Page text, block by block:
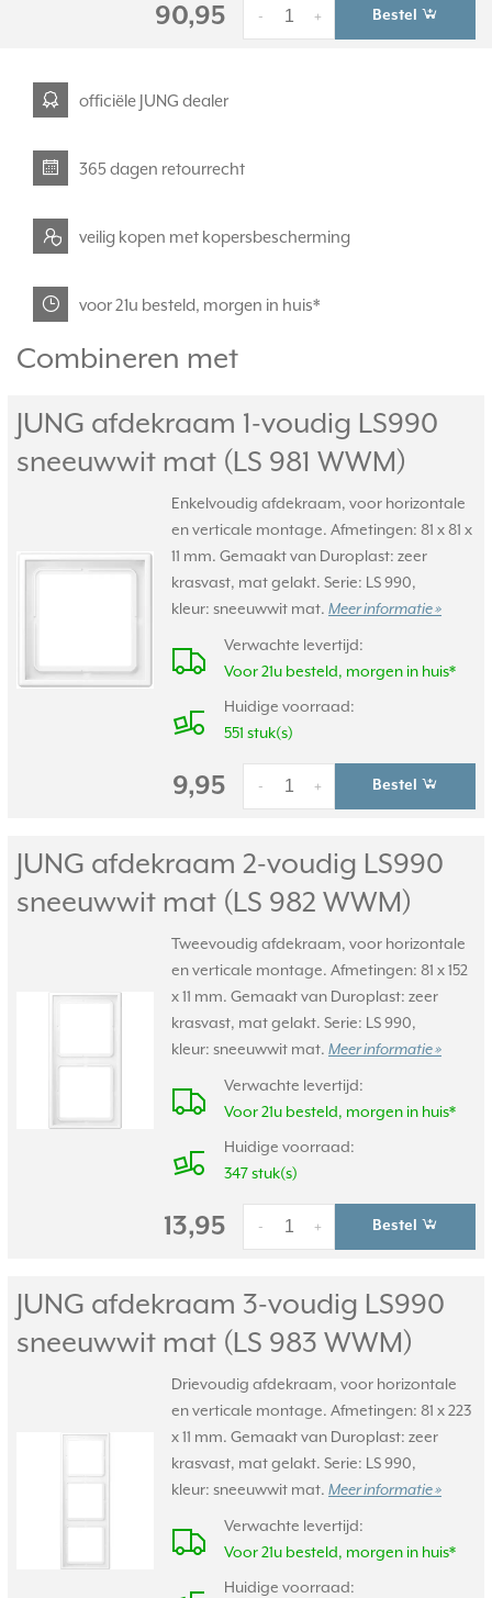
90,95 +
- Bestel
officiële JUNG dealer
365 dagen retourrecht
veilig kopen met kopersbescherming
voor 21u besteld, morgen in huis*
Combineren met
JUNG afdekraam 1-voudig LS990
sneeuwwit mat (LS 981 WWM)
Enkelvoudig afdekraam, voor horizontale
en verticale montage. Afmetingen: 81 x 81 x
11 mm. Gemaakt van Duroplast: zeer
krasvast, mat gelakt. Serie: LS 990,
kleur: sneeuwwit mat. Meer informatie »
Verwachte levertijd:
Voor 21u besteld, morgen in huis*
Huidige voorraad:
551 stuk(s)
9,95 +
- Bestel
JUNG afdekraam 2-voudig LS990
sneeuwwit mat (LS 982 WWM)
Tweevoudig afdekraam, voor horizontale
en verticale montage. Afmetingen: 81 x 152
x 11 mm. Gemaakt van Duroplast: zeer
krasvast, mat gelakt. Serie: LS 990,
kleur: sneeuwwit mat. Meer informatie »
Verwachte levertijd:
Voor 21u besteld, morgen in huis*
Huidige voorraad:
347 stuk(s)
13,95 +
- Bestel
JUNG afdekraam 3-voudig LS990
sneeuwwit mat (LS 983 WWM)
Drievoudig afdekraam, voor horizontale
en verticale montage. Afmetingen: 81 x 223
x 11 mm. Gemaakt van Duroplast: zeer
krasvast, mat gelakt. Serie: LS 990,
kleur: sneeuwwit mat. Meer informatie »
Verwachte levertijd:
Voor 21u besteld, morgen in huis*
Huidige voorraad: